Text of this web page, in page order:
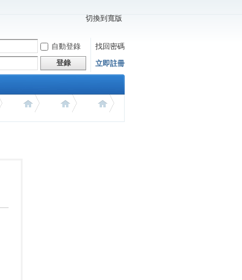
切換到寬版
自動登錄
找回密碼
登錄 立即註冊